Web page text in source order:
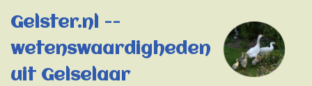
naar
de
Gelster.nl --
wetenswaardigheden
uit Gelselaar